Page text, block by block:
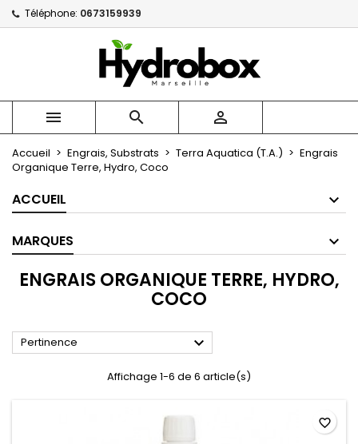
Téléphone: 0673159939
  
Accueil Engrais, Substrats Terra Aquatica (T.A.)
Engrais
Organique Terre, Hydro, Coco
ACCUEIL
MARQUES
ENGRAIS ORGANIQUE TERRE, HYDRO,
COCO
Pertinence 
Affichage 1-6 de 6 article(s)
favorite_border
Mes listes ×
Créer une nouvelle liste
((modalTitle)) ×
((confirmMessage))
((cancelText)) ((modalDeleteText))
Créer une liste d'envies ×
Nom de la liste d'envies
Annuler Créer une liste d'envies
Connexion ×
Vous devez être connecté pour ajouter des produits
à votre liste d'envies.
Annuler Connexion